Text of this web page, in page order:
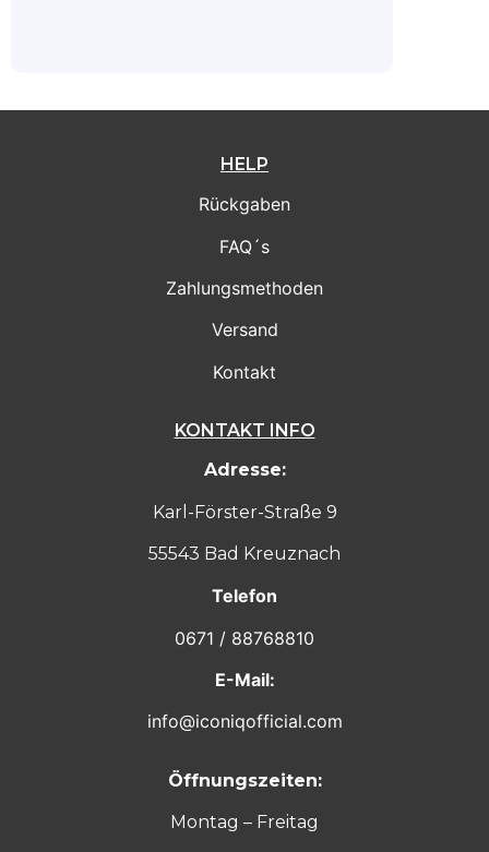
HELP
Rückgaben
FAQ´s
Zahlungsmethoden
Versand
Kontakt
KONTAKT INFO
Adresse:
Karl-Förster-Straße 9
55543 Bad Kreuznach
Telefon
0671 / 88768810
E-Mail:
info@iconiqofficial.com
Öffnungszeiten:
Montag – Freitag